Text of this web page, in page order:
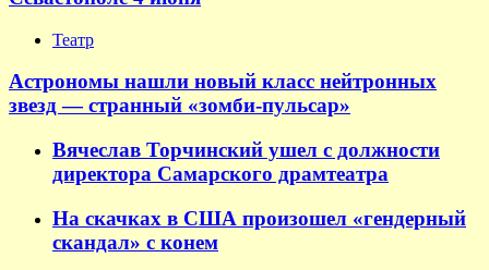
Театр
Астрономы нашли новый класс нейтронных
звезд — странный «зомби-пульсар»
Вячеслав Торчинский ушел с должности
директора Самарского драмтеатра
На скачках в США произошел «гендерный
скандал» с конем